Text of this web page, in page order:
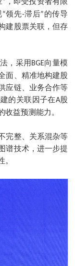
”
“领先-滞后”的传导
建股票关联，但存
，采用 BGE向量模
面、精准地构建股
应链、业务合作等
的关联因子在A股
益预测能力。
完整、关系混杂等
谱技术，进一步提
。